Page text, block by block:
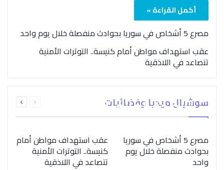
أكمل القراءة »
مصرع 5 أشخاص في سوريا بحوادث منفصلة خلال يوم واحد
عقب استهداف مواطن أمام كنيسة.. التوترات الأمنية
تتصاعد في اللاذقية
سوشيال ميديا وفضائيات الصفحةالصفحة
بمناسبة اليوم الدولي..
“الصحة العالمية” تؤكد
ضرورة اتباع نهج متكامل
لمواجهة إدمان المخدرات
مصرع 5 أشخاص في سوريا
بحوادث منفصلة خلال يوم
واحد
عقب استهداف مواطن أمام
كنيسة.. التوترات الأمنية
تتصاعد في اللاذقية